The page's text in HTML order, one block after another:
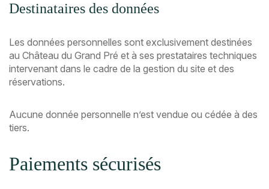
Destinataires des données
Les données personnelles sont exclusivement destinées
au Château du Grand Pré et à ses prestataires techniques
intervenant dans le cadre de la gestion du site et des
réservations.
Aucune donnée personnelle n’est vendue ou cédée à des
tiers.
Paiements sécurisés